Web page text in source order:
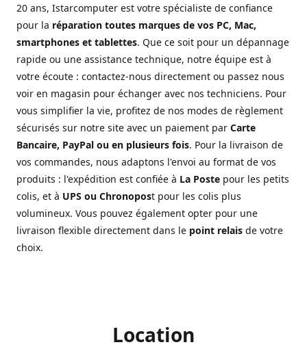
20 ans, Istarcomputer est votre spécialiste de confiance
pour la réparation toutes marques de vos PC, Mac,
smartphones et tablettes. Que ce soit pour un dépannage
rapide ou une assistance technique, notre équipe est à
votre écoute : contactez-nous directement ou passez nous
voir en magasin pour échanger avec nos techniciens. Pour
vous simplifier la vie, profitez de nos modes de règlement
sécurisés sur notre site avec un paiement par Carte
Bancaire, PayPal ou en plusieurs fois. Pour la livraison de
vos commandes, nous adaptons l'envoi au format de vos
produits : l'expédition est confiée à La Poste pour les petits
colis, et à UPS ou Chronopost pour les colis plus
volumineux. Vous pouvez également opter pour une
livraison flexible directement dans le point relais de votre
choix.
Location